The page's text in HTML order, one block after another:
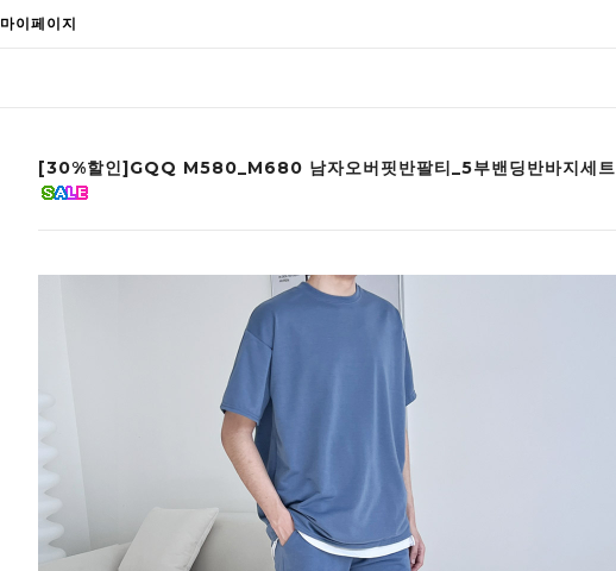
마이페이지
[30%할인]GQQ M580_M680 남자오버핏반팔티_5부밴딩반바지세트